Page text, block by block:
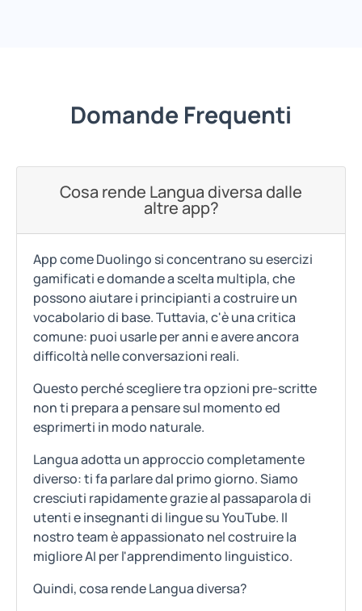
Domande Frequenti
Cosa rende Langua diversa dalle
altre app?
App come Duolingo si concentrano su esercizi
gamificati e domande a scelta multipla, che
possono aiutare i principianti a costruire un
vocabolario di base. Tuttavia, c'è una critica
comune: puoi usarle per anni e avere ancora
difficoltà nelle conversazioni reali.
Questo perché scegliere tra opzioni pre-scritte
non ti prepara a pensare sul momento ed
esprimerti in modo naturale.
Langua adotta un approccio completamente
diverso: ti fa parlare dal primo giorno. Siamo
cresciuti rapidamente grazie al passaparola di
utenti e insegnanti di lingue su YouTube. Il
nostro team è appassionato nel costruire la
migliore AI per l'apprendimento linguistico.
Quindi, cosa rende Langua diversa?